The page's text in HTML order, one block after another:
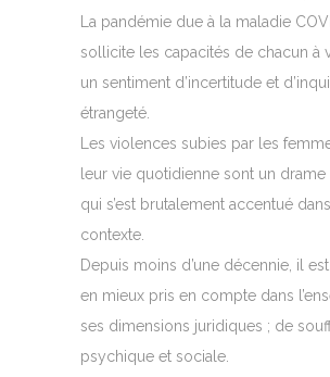
La pandémie due à la maladie
sollicite les capacités de chacun à
un sentiment d’incertitude et
étrangeté.
Les violences subies par les
leur vie quotidienne sont un drame
qui s’est brutalement accentué
contexte.
Depuis moins d’une décennie, il
en mieux pris en compte dans
ses dimensions juridiques ; de
psychique et sociale.